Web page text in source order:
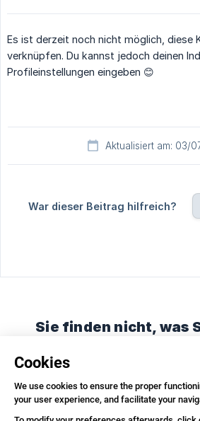
Es ist derzeit noch nicht möglich, diese
verknüpfen. Du kannst jedoch deinen
Profileinstellungen eingeben 😊
Aktualisiert am: 03/
War dieser Beitrag hilfreich?
Sie finden nicht, was
Chatten Sie mit uns oder
Unterhaltung starten